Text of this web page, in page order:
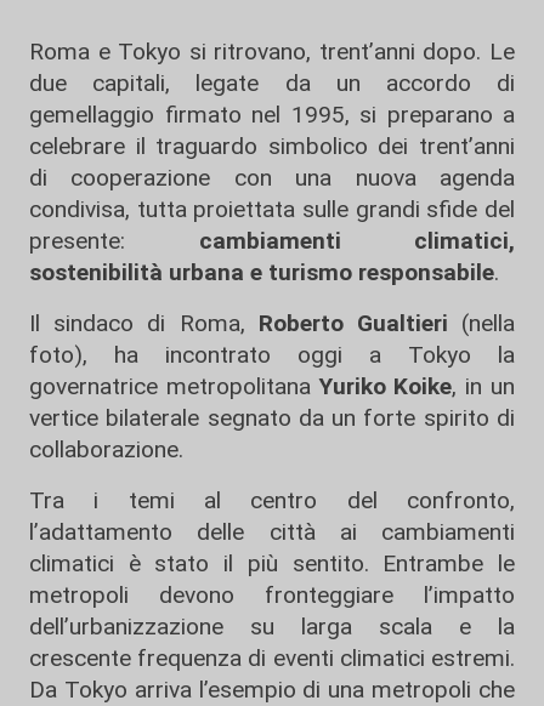
Roma e Tokyo si ritrovano, trent’anni dopo. Le
due capitali, legate da un accordo di
gemellaggio firmato nel 1995, si preparano a
celebrare il traguardo simbolico dei trent’anni
di cooperazione con una nuova agenda
condivisa, tutta proiettata sulle grandi sfide del
presente: cambiamenti climatici,
sostenibilità urbana e turismo responsabile.
Il sindaco di Roma, Roberto Gualtieri (nella
foto), ha incontrato oggi a Tokyo la
governatrice metropolitanaYuriko Koike, in un
vertice bilaterale segnato da un forte spirito di
collaborazione.
Tra i temi al centro del confronto,
l’adattamento delle città ai cambiamenti
climatici è stato il più sentito. Entrambe le
metropoli devono fronteggiare l’impatto
dell’urbanizzazione su larga scala e la
crescente frequenza di eventi climatici estremi.
Da Tokyo arriva l’esempio di una metropoli che